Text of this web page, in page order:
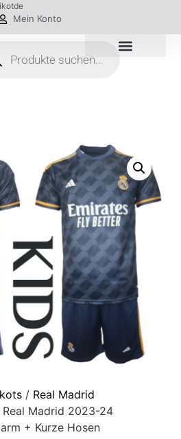
Mein Konto
/ Real Madrid
Madrid 2023-24
+ Kurze Hosen